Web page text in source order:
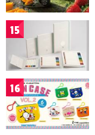
15
16